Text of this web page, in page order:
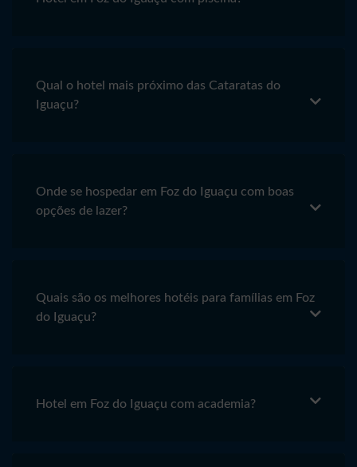
Qual o hotel mais próximo das Cataratas do
Iguaçu?
Onde se hospedar em Foz do Iguaçu com boas
opções de lazer?
Quais são os melhores hotéis para famílias em Foz
do Iguaçu?
Hotel em Foz do Iguaçu com academia?